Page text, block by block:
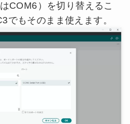
COM6）を切り替えるこ
でもそのまま使えます。